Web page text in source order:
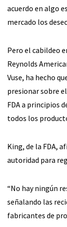
acuerdo en algo
mercado los
Pero el cabildeo
Reynolds
Vuse, ha hecho
presionar sobre
FDA a principios
todos los
King, de la FDA,
autoridad para
“No hay ningún
señalando las
fabricantes de